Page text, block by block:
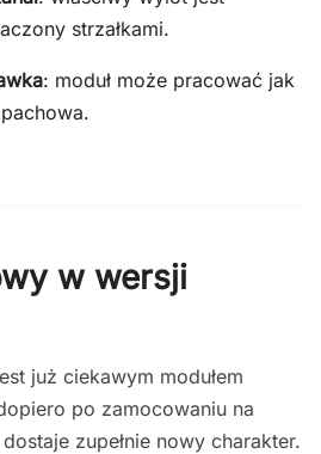
strzałkami.
: moduł może pracować jak
w wersji
już ciekawym modułem
po zamocowaniu na
zupełnie nowy charakter.